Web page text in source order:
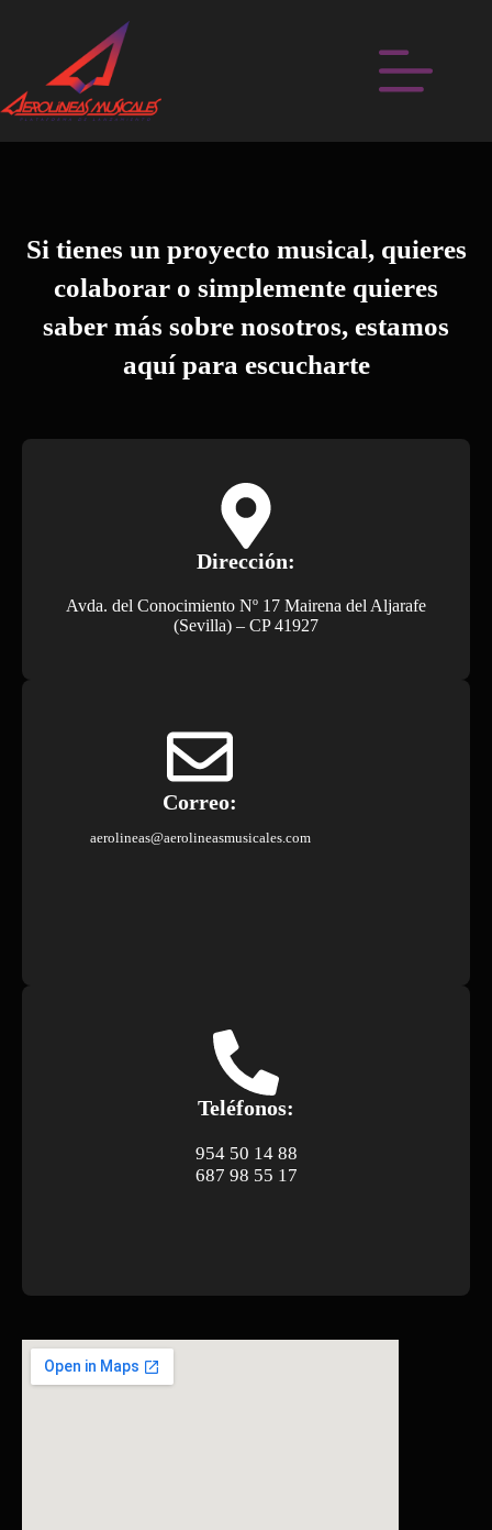
Si tienes un proyecto musical, quieres
colaborar o simplemente quieres
saber más sobre nosotros, estamos
aquí para escucharte
Dirección:
Avda. del Conocimiento Nº 17 Mairena del Aljarafe
(Sevilla) – CP 41927
Correo:
aerolineas@aerolineasmusicales.com
Teléfonos:
954 50 14 88
687 98 55 17